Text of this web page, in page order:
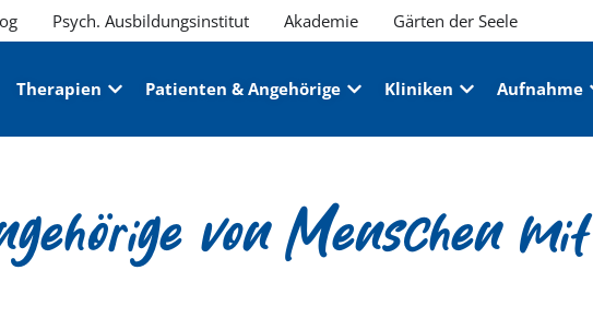
Psych. Ausbildungsinstitut Akademie Gärten der Seele
Therapien Patienten & Angehörige Kliniken Aufnahme
von Menschen mit